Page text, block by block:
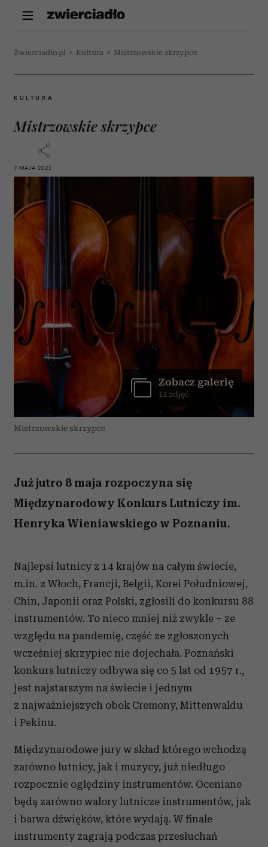
Zwierciadlo.pl > Kultura > Mistrzowskie skrzypce
KULTURA
Mistrzowskie skrzypce
7 MAJA 2021
Mistrzowskie skrzypce
Zobacz galerię
11 zdjęć
Już jutro 8 maja rozpoczyna się
Międzynarodowy Konkurs Lutniczy im.
Henryka Wieniawskiego w Poznaniu.
Najlepsi lutnicy z 14 krajów na całym świecie,
m.in. z Włoch, Francji, Belgii, Korei Południowej,
Chin, Japonii oraz Polski, zgłosili do konkursu 88
instrumentów. To nieco mniej niż zwykle – ze
względu na pandemię, część ze zgłoszonych
wcześniej skrzypiec nie dojechała. Poznański
konkurs lutniczy odbywa się co 5 lat od 1957 r.,
jest najstarszym na świecie i jednym
z najważniejszych obok Cremony, Mittenwaldu
i Pekinu.
Międzynarodowe jury w skład którego wchodzą
zarówno lutnicy, jak i muzycy, już niedługo
rozpocznie oględziny instrumentów. Oceniane
będą zarówno walory lutnicze instrumentów, jak
i barwa dźwięków, które wydają. W finale
instrumenty zagrają podczas przesłuchań